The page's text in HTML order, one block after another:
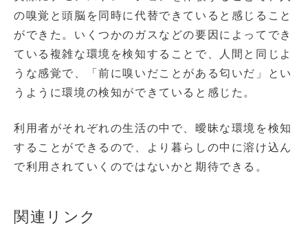
の嗅覚と頭脳を同時に代替できていると感じること
ができた。いくつかのガスなどの要因によってでき
ている複雑な環境を検知することで、人間と同じよ
うな感覚で、「前に嗅いだことがある匂いだ」とい
うように環境の検知ができていると感じた。
利用者がそれぞれの生活の中で、曖昧な環境を検知
することができるので、より暮らしの中に溶け込ん
で利用されていくのではないかと期待できる。
関連リンク